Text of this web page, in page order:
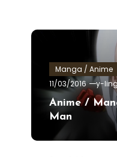
Manga / Anime
11/03/2016
y-
Anime /
Man